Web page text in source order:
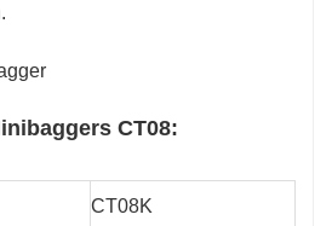
CT08:
CT08K